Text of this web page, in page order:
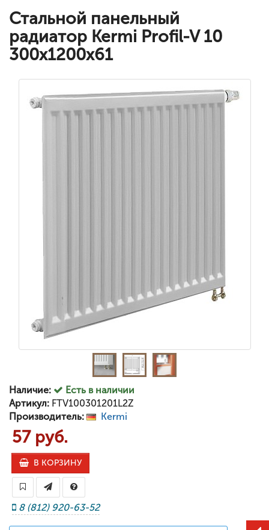
Стальной панельный
радиатор Kermi Profil-V 10
300x1200x61
Наличие:
Есть в наличии
Артикул: FTV100301201L2Z
Производитель:
Kermi
57 руб.
В КОРЗИНУ
8 (812) 920-63-52